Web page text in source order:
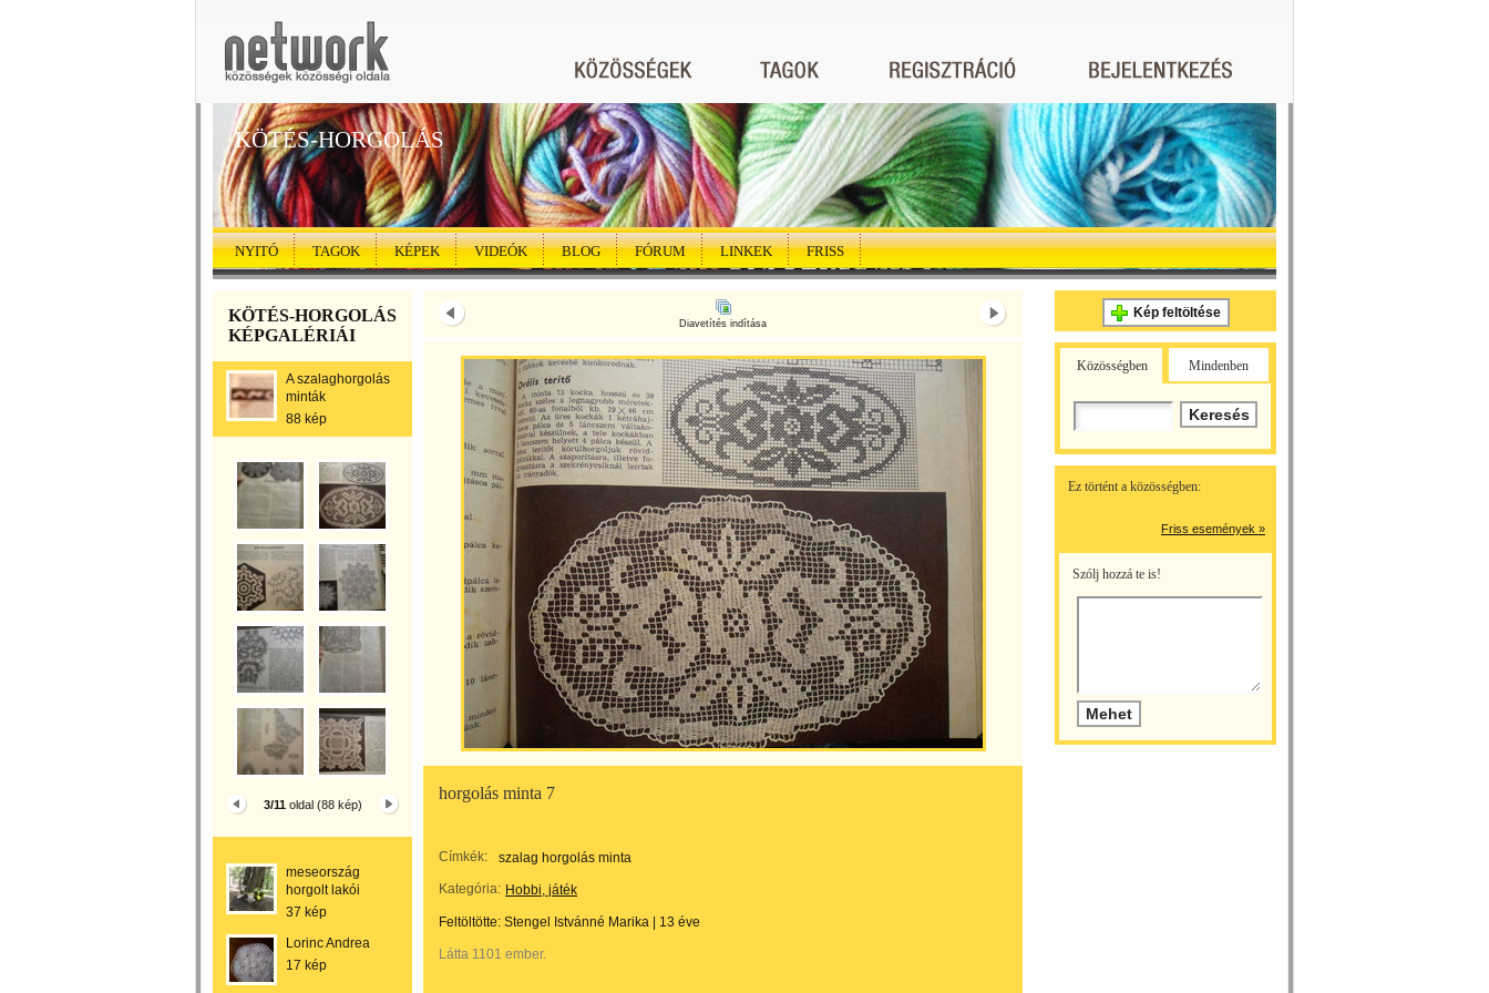
KÖTÉS-HORGOLÁS
NYITÓ TAGOK KÉPEK VIDEÓK BLOG FÓRUM LINKEK FRISS
KÖTÉS-HORGOLÁS
KÉPGALÉRIÁI
A szalaghorgolás
minták
88 kép
3/11oldal (88 kép)
meseország
horgolt lakói
37 kép
Lorinc Andrea
17 kép
Diavetítés indítása
horgolás minta 7
Címkék:
szalag horgolás minta
Kategória: Hobbi, játék
Feltöltötte: Stengel Istvánné Marika 13 éve
Látta 1101 ember.
Kép feltöltése
Közösségben Mindenben
Ez történt a közösségben:
Friss események »
Szólj hozzá te is!